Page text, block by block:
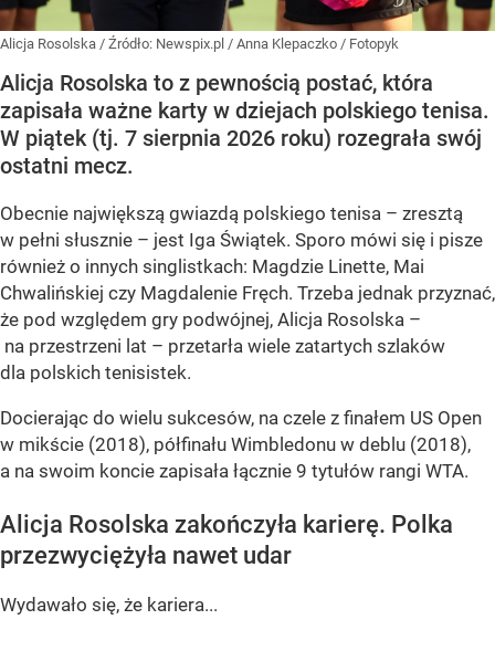
Alicja Rosolska / Źródło: Newspix.pl / Anna Klepaczko / Fotopyk
Alicja Rosolska to z pewnością postać, która
zapisała ważne karty w dziejach polskiego tenisa.
W piątek (tj. 7 sierpnia 2026 roku) rozegrała swój
ostatni mecz.
Obecnie największą gwiazdą polskiego tenisa – zresztą
w pełni słusznie – jest Iga Świątek. Sporo mówi się i pisze
również o innych singlistkach: Magdzie Linette, Mai
Chwalińskiej czy Magdalenie Fręch. Trzeba jednak przyznać,
że pod względem gry podwójnej, Alicja Rosolska –
na przestrzeni lat – przetarła wiele zatartych szlaków
dla polskich tenisistek.
Docierając do wielu sukcesów, na czele z finałem US Open
w mikście (2018), półfinału Wimbledonu w deblu (2018),
a na swoim koncie zapisała łącznie 9 tytułów rangi WTA.
Alicja Rosolska zakończyła karierę. Polka
przezwyciężyła nawet udar
Wydawało się, że kariera...